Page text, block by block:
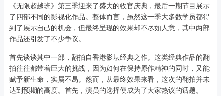
《无限超越班》第三季迎来了盛大的收官庆典，最后一期节目展示
了四部不同的影视化作品。整体而言，虽然这一季大多数学员都得
到了展示自己的机会，但最终呈现的效果却不尽如人意，其中两部
作品还引发了不少争议。
首先谈谈其中一部，翻拍自香港影坛经典之作。这类经典作品的翻
拍往往都带着巨大的挑战，因为如何在保持原作精神的同时，又能
赋予新生命，实属不易。然而，从最终效果来看，这次的翻拍并未
达到预期的高度。首先，演员的选择便成为了大家热议的话题。